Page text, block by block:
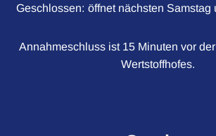
Klicken, um weitere Öffnungs- oder
Geschlossen: öffnet nächsten Samstag
Annahmeschluss ist 15 Minuten vor
Wertstoffhofes.